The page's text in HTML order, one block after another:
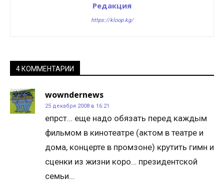
Редакция
https://kloop.kg/
4 КОММЕНТАРИИ
wowndernews
25 декабря 2008 в 16:21
епрст… еще надо обязать перед каждым
фильмом в кинотеатре (актом в театре и
дома, концерте в промзоне) крутить гимн и
сценки из жизни коро… президентской
семьи…